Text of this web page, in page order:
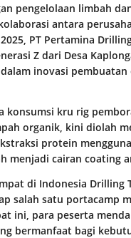
pengelolaan limbah
antara
PT Pertamina
Z dari Desa
inovasi pembuatan
konsumsi kru rig
organik, kini diolah
protein
menjadi cairan coating
di Indonesia Drilling
salah satu portacamp
ini, para peserta
bermanfaat bagi